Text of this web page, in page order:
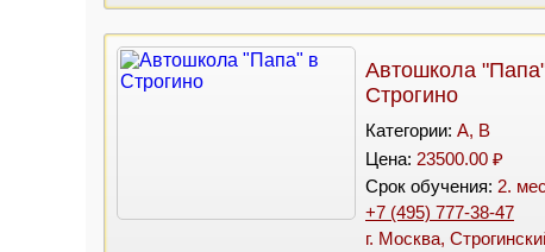
Автошкола
Строгино
Категории: A, B
Цена: 23500.00 ₽
Срок обучения: 2.
+7 (495) 777-38-47
г. Москва,